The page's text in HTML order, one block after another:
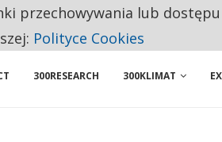
Z POLSKI
300RESEARCH 300KLIMAT
przechowywania lub
Polityce Cookies